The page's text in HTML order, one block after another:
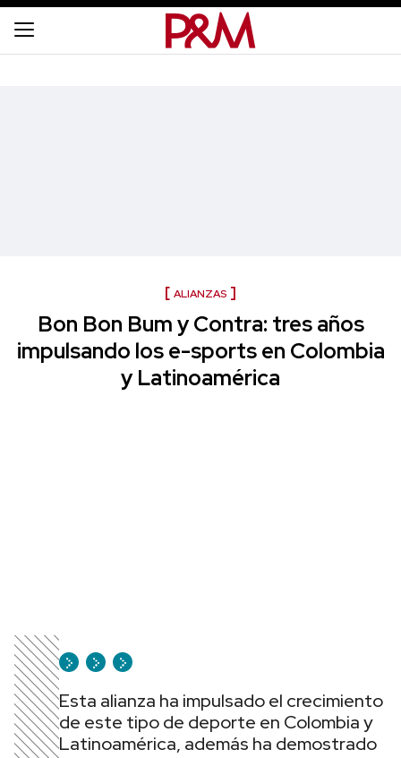
ALIANZAS
Bon Bon Bum y Contra: tres años
impulsando los e-sports en Colombia
y Latinoamérica
Esta alianza ha impulsado el crecimiento
de este tipo de deporte en Colombia y
Latinoamérica, además ha demostrado